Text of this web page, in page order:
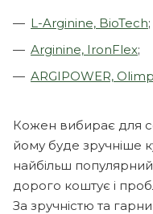
L-Arginine, BioTech;
Arginine, IronFlex;
ARGIPOWER,
Кожен вибирає для
йому буде зручніше
найбільш
дорого коштує і
За зручністю та